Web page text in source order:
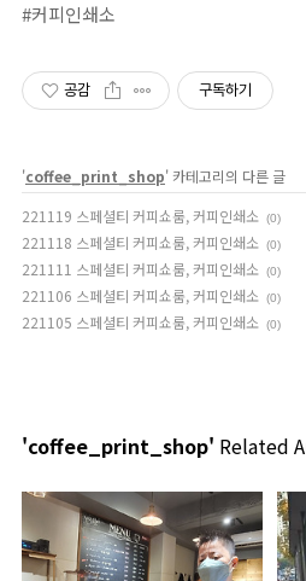
#커피인쇄소
공감 구독하기
'coffee_print_shop' 카테고리의 다른 글
221119 스페셜티 커피쇼룸, 커피인쇄소 (0)
221118 스페셜티 커피쇼룸, 커피인쇄소 (0)
221111 스페셜티 커피쇼룸, 커피인쇄소 (0)
221106 스페셜티 커피쇼룸, 커피인쇄소 (0)
221105 스페셜티 커피쇼룸, 커피인쇄소 (0)
'coffee_print_shop' Related